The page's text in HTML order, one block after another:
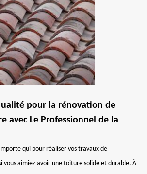
pour la rénovation de
avec Le Professionnel de la
qui pour réaliser vos travaux de
vous aimiez avoir une toiture solide et durable. À